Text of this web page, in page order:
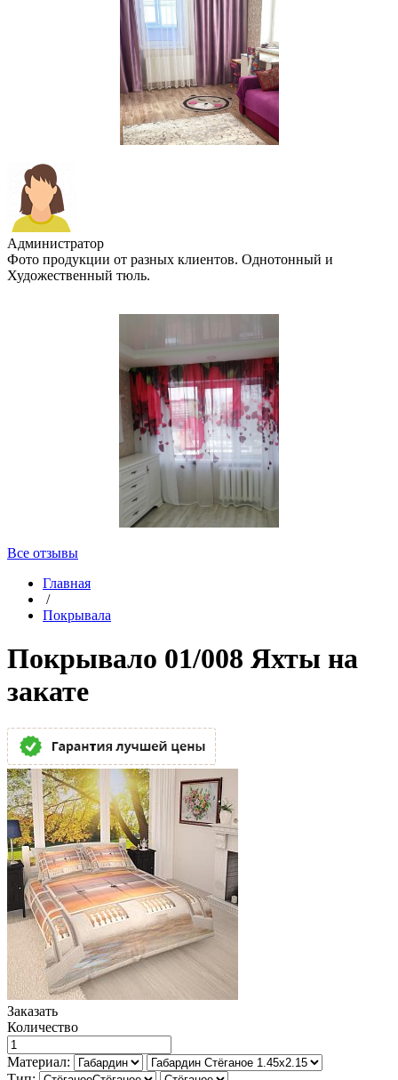
Администратор
Фото продукции от разных клиентов. Однотонный и
Художественный тюль.
Все отзывы
Главная
/
Покрывала
Покрывало 01/008 Яхты на
закате
Заказать
Количество
Материал: